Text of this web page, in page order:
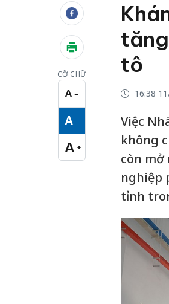
CỠ CHỮ
A −
Cỡ chữ nhỏ
A
Cỡ chữ vừa
A +
Cỡ chữ lớn
tô
16:38
Việc
không
còn mở
nghiệp
tỉnh